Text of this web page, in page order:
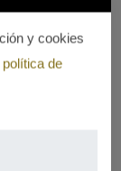
y cookies
política de